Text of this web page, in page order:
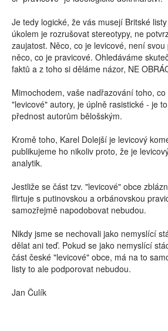
Je tedy logické, že vás musejí Britské
úkolem je rozrušovat stereotypy, ne
zaujatost. Něco, co je levicové, není
něco, co je pravicové. Ohledáváme
faktů a z toho si děláme názor, NE
Mimochodem, vaše nadřazování toho,
"levicové" autory, je úplně rasistické - je
přednost autorům bělošským.
Kromě toho, Karel Dolejší je levicový
publikujeme ho nikoliv proto, že je
analytik.
Jestliže se část tzv. "levicové" obce
flirtuje s putinovskou a orbánovskou
samozřejmě napodobovat nebudou.
Nikdy jsme se nechovali jako nemyslící
dělat ani teď. Pokud se jako nemyslící
část české "levicové" obce, má na to
listy to ale podporovat nebudou.
Jan Čulík